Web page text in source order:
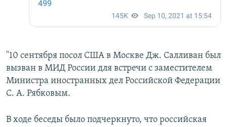
"10 сентября посол США в Москве Дж. Салливан был
вызван в МИД России для встречи с заместителем
Министра иностранных дел Российской Федерации
С. А. Рябковым.
В ходе беседы было подчеркнуто, что российская